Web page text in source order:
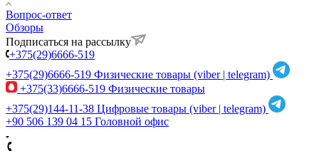
Вопрос-ответ
Обзоры
Подписаться на рассылку
+375(29)6666-519
+375(29)6666-519 Физические товары (viber | telegram)
+375(33)6666-519 Физические товары
+375(29)144-11-38 Цифровые товары (viber | telegram)
+90 506 139 04 15 Головной офис